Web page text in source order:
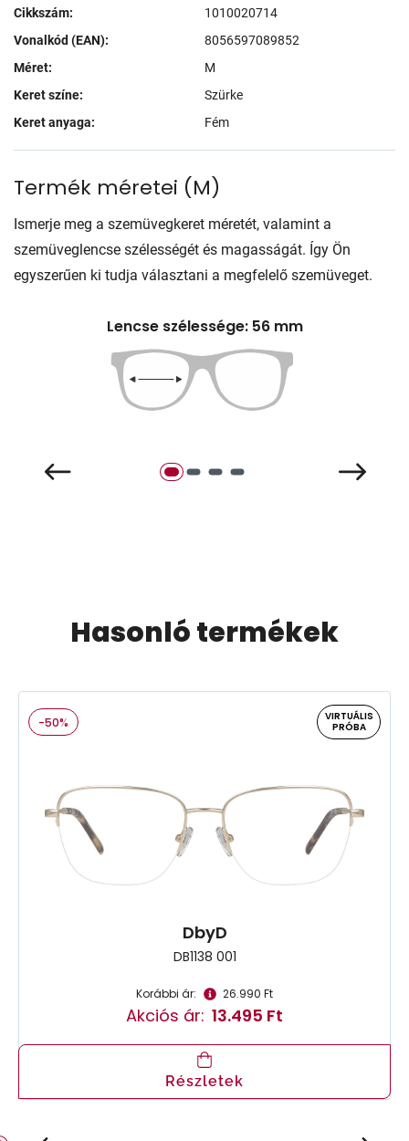
Cikkszám:
1010020714
Vonalkód (EAN):
8056597089852
Méret:
M
Keret színe:
Szürke
Keret anyaga:
Fém
Termék méretei (M)
Ismerje meg a szemüvegkeret méretét, valamint a
szemüveglencse szélességét és magasságát. Így Ön
egyszerűen ki tudja választani a megfelelő szemüveget.
Lencse szélessége: 56 mm
Hasonló termékek
-50%
VIRTUÁLIS
PRÓBA
DbyD
DB1138 001
Korábbi ár: 26.990 Ft
Akciós ár: 13.495 Ft
Részletek